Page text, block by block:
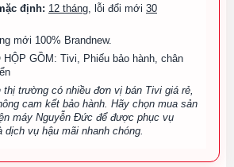
định: 12 tháng, lỗi đổi mới 30
mới 100% Brandnew.
HỘP GỒM: Tivi, Phiếu bảo hành, chân
thị trường có nhiều đơn vị bán Tivi giá rẻ,
cam kết bảo hành. Hãy chọn mua sản
máy Nguyễn Đức để được phục vụ
dịch vụ hậu mãi nhanh chóng.